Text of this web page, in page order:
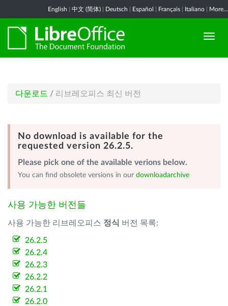
English 中文 (简体) Deutsch Español Français Italiano More...
다운로드 / 리브레오피스 최신 버전
No download is available for the
requested version 26.2.5.
Please pick one of the available verions below.
You can find obsolete versions in our downloadarchive
사용 가능한 버전들
사용 가능한 리브레오피스 정식 버전 목록:
26.2.5
26.2.4
26.2.3
26.2.2
26.2.1
26.2.0